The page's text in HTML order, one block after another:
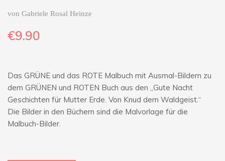
von Gabriele Rosal Heinze
€9.90
Das GRÜNE und das ROTE Malbuch mit Ausmal-Bildern zu
dem GRÜNEN und ROTEN Buch aus den „Gute Nacht
Geschichten für Mutter Erde. Von Knud dem Waldgeist.“
Die Bilder in den Büchern sind die Malvorlage für die
Malbuch-Bilder.